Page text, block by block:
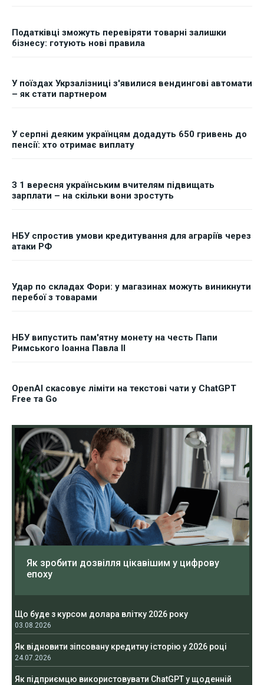
Податківці зможуть перевіряти товарні залишки
бізнесу: готують нові правила
У поїздах Укрзалізниці з'явилися вендингові автомати
– як стати партнером
У серпні деяким українцям додадуть 650 гривень до
пенсії: хто отримає виплату
З 1 вересня українським вчителям підвищать
зарплати – на скільки вони зростуть
НБУ спростив умови кредитування для аграріїв через
атаки РФ
Удар по складах Фори: у магазинах можуть виникнути
перебої з товарами
НБУ випустить пам'ятну монету на честь Папи
Римського Іоанна Павла II
OpenAI скасовує ліміти на текстові чати у ChatGPT
Free та Go
Як зробити дозвілля цікавішим у цифрову
епоху
Що буде з курсом долара влітку 2026 року
03.08.2026
Як відновити зіпсовану кредитну історію у 2026 році
24.07.2026
Як підприємцю використовувати ChatGPT у щоденній